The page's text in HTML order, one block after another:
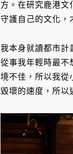
方。在研究鹿港文
守護自己的文化，
我本身就讀都市計
從事我年輕時最不
境不佳，所以我從
毀壞的速度，所以